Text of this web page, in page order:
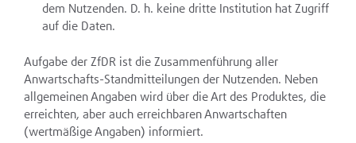
dem Nutzenden. D. h. keine dritte Institution hat Zugriff
auf die Daten.
Aufgabe der ZfDR ist die Zusammenführung aller
Anwartschafts-Standmitteilungen der Nutzenden. Neben
allgemeinen Angaben wird über die Art des Produktes, die
erreichten, aber auch erreichbaren Anwartschaften
(wertmäßige Angaben) informiert.